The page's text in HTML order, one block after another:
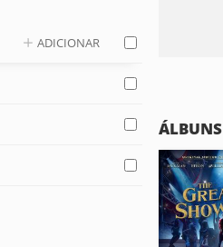
ADICIONAR
ÁLBUNS